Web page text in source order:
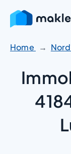
Zum
Inhalt
springen
Home